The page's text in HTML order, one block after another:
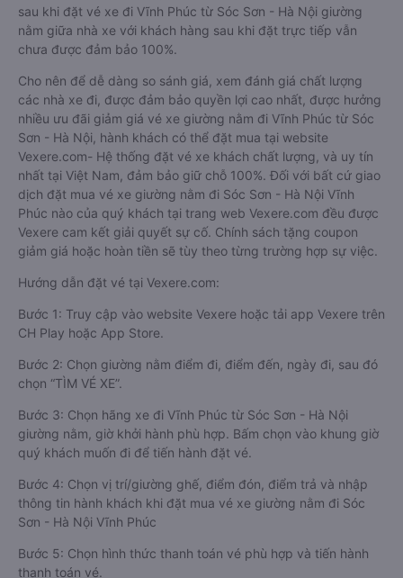
sau khi đặt vé xe đi Vĩnh Phúc từ Sóc Sơn - Hà Nội giường
nằm giữa nhà xe với khách hàng sau khi đặt trực tiếp vẫn
chưa được đảm bảo 100%.
Cho nên để dễ dàng so sánh giá, xem đánh giá chất lượng
các nhà xe đi, được đảm bảo quyền lợi cao nhất, được hưởng
nhiều ưu đãi giảm giá vé xe giường nằm đi Vĩnh Phúc từ Sóc
Sơn - Hà Nội, hành khách có thể đặt mua tại website
Vexere.com- Hệ thống đặt vé xe khách chất lượng, và uy tín
nhất tại Việt Nam, đảm bảo giữ chỗ 100%. Đối với bất cứ giao
dịch đặt mua vé xe giường nằm đi Sóc Sơn - Hà Nội Vĩnh
Phúc nào của quý khách tại trang web Vexere.com đều được
Vexere cam kết giải quyết sự cố. Chính sách tặng coupon
giảm giá hoặc hoàn tiền sẽ tùy theo từng trường hợp sự việc.
Hướng dẫn đặt vé tại Vexere.com:
Bước 1: Truy cập vào website Vexere hoặc tải app Vexere trên
CH Play hoặc App Store.
Bước 2: Chọn giường nằm điểm đi, điểm đến, ngày đi, sau đó
chọn “TÌM VÉ XE”.
Bước 3: Chọn hãng xe đi Vĩnh Phúc từ Sóc Sơn - Hà Nội
giường nằm, giờ khởi hành phù hợp. Bấm chọn vào khung giờ
quý khách muốn đi để tiến hành đặt vé.
Bước 4: Chọn vị trí/giường ghế, điểm đón, điểm trả và nhập
thông tin hành khách khi đặt mua vé xe giường nằm đi Sóc
Sơn - Hà Nội Vĩnh Phúc
Bước 5: Chọn hình thức thanh toán vé phù hợp và tiến hành
thanh toán vé.